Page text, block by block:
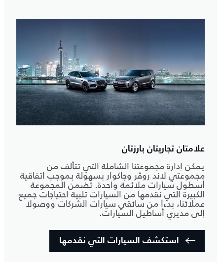
علامتان تجاريتان بارزتان
يمكن إدارة مجموعتنا الشاملة التي تتألف من
مجموعتي لاند روڤر وجاكوار بسهولة بموجب اتفاقية
أسطول سيارات ملائمة واحدة. تضمن المجموعة
الكبيرة التي نقدمها من السيارات تلبية احتياجات جميع
عملائنا، بدءاً من سائقي سيارات الشركات ووصولاً
إلى مديري أساطيل السيارات.
استكشف السيارات التي نقدمها